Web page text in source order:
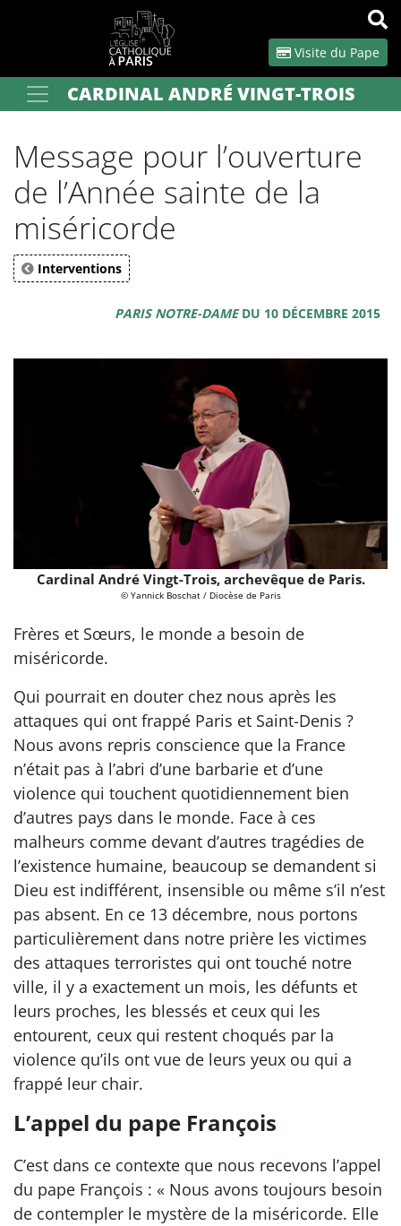
Visite du Pape
Votre recherche OK
CARDINAL ANDRÉ VINGT-TROIS
Message pour l’ouverture
de l’Année sainte de la
miséricorde
Interventions
PARIS NOTRE-DAMEDU 10 DÉCEMBRE 2015
Cardinal André Vingt-Trois, archevêque de Paris.
© Yannick Boschat / Diocèse de Paris
Frères et Sœurs, le monde a besoin de
miséricorde.
Qui pourrait en douter chez nous après les
attaques qui ont frappé Paris et Saint-Denis ?
Nous avons repris conscience que la France
n’était pas à l’abri d’une barbarie et d’une
violence qui touchent quotidiennement bien
d’autres pays dans le monde. Face à ces
malheurs comme devant d’autres tragédies de
l’existence humaine, beaucoup se demandent si
Dieu est indifférent, insensible ou même s’il n’est
pas absent. En ce 13 décembre, nous portons
particulièrement dans notre prière les victimes
des attaques terroristes qui ont touché notre
ville, il y a exactement un mois, les défunts et
leurs proches, les blessés et ceux qui les
entourent, ceux qui restent choqués par la
violence qu’ils ont vue de leurs yeux ou qui a
frappé leur chair.
L’appel du pape François
C’est dans ce contexte que nous recevons l’appel
du pape François : « Nous avons toujours besoin
de contempler le mystère de la miséricorde. Elle
Panneau de gestion des cookies